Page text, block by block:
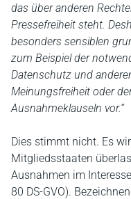
das über anderen
Pressefreiheit steht.
besonders sensiblen
zum Beispiel der
Datenschutz und
Meinungsfreiheit oder
Ausnahmeklauseln vor.“
Dies stimmt nicht. Es
Mitgliedsstaaten
Ausnahmen im
80 DS-GVO).